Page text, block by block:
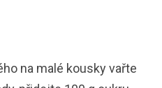
na malé kousky vařte